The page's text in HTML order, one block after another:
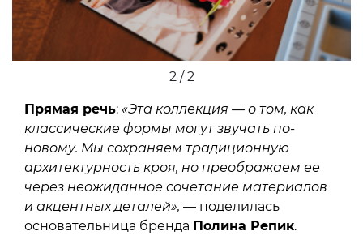
2 / 2
Прямая речь: «Эта коллекция — о том, как
классические формы могут звучать по-
новому. Мы сохраняем традиционную
архитектурность кроя, но преображаем ее
через неожиданное сочетание материалов
и акцентных деталей», — поделилась
основательница бренда Полина Репик.